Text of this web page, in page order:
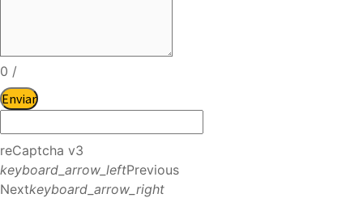
0 /
Enviar
reCaptcha v3
keyboard_arrow_leftPrevious
Nextkeyboard_arrow_right